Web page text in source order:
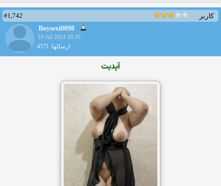
کاربر
#1,742
Boysexi0098
16 Jul 2024 18:36
ارسالها: 4571
آپدیت